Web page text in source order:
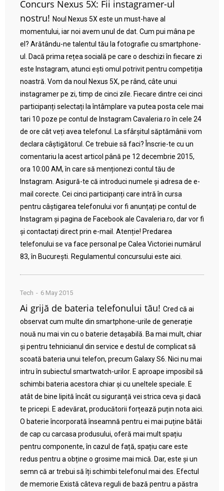
Concurs Nexus 5X: Fii instagramer-ul
nostru! Noul Nexus 5X este un must-have al
momentului, iar noi avem unul de dat. Cum pui mâna pe
el? Arătându-ne talentul tău la fotografie cu smartphone-
ul. Dacă prima rețea socială pe care o deschizi în fiecare zi
este Instagram, atunci ești omul potrivit pentru competiția
noastră. Vom da noul Nexus 5X, pe rând, câte unui
instagramer pe zi, timp de cinci zile. Fiecare dintre cei cinci
participanți selectați la întâmplare va putea posta cele mai
tari 10 poze pe contul de Instagram Cavaleria.ro în cele 24
de ore cât veți avea telefonul. La sfârșitul săptămânii vom
declara câștigătorul. Ce trebuie să faci? Înscrie-te cu un
comentariu la acest articol până pe 12 decembrie 2015,
ora 10:00 AM, în care să menționezi contul tău de
Instagram. Asigură-te că introduci numele și adresa de e-
mail corecte. Cei cinci participanți care intră în cursa
pentru câștigarea telefonului vor fi anunțați pe contul de
Instagram și pagina de Facebook ale Cavaleria.ro, dar vor fi
și contactați direct prin e-mail. Atenție! Predarea
telefonului se va face personal pe Calea Victoriei numărul
83, în București. Regulamentul concursului este aici.
Tech 6 May 2015
Ai grijă de bateria telefonului tău! Cred că ai
observat cum multe din smartphone-urile de generație
nouă nu mai vin cu o baterie detașabilă. Ba mai mult, chiar
și pentru tehnicianul din service e destul de complicat să
scoată bateria unui telefon, precum Galaxy S6. Nici nu mai
intru în subiectul smartwatch-urilor. E aproape imposibil să
schimbi bateria acestora chiar și cu uneltele speciale. E
atât de bine lipită încât cu siguranță vei strica ceva și dacă
te pricepi. E adevărat, producătorii forțează puțin nota aici.
O baterie încorporată înseamnă pentru ei mai puține bătăi
de cap cu carcasa produsului, oferă mai mult spațiu
pentru componente, în cazul de față, spațiu care este
redus pentru a obține o grosime mai mică. Dar, este și un
semn că ar trebui să îți schimbi telefonul mai des. Efectul
de memorie Există câteva reguli de bază pentru a păstra